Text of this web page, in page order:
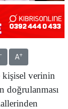
- A+
kişisel verinin
doğrulanması